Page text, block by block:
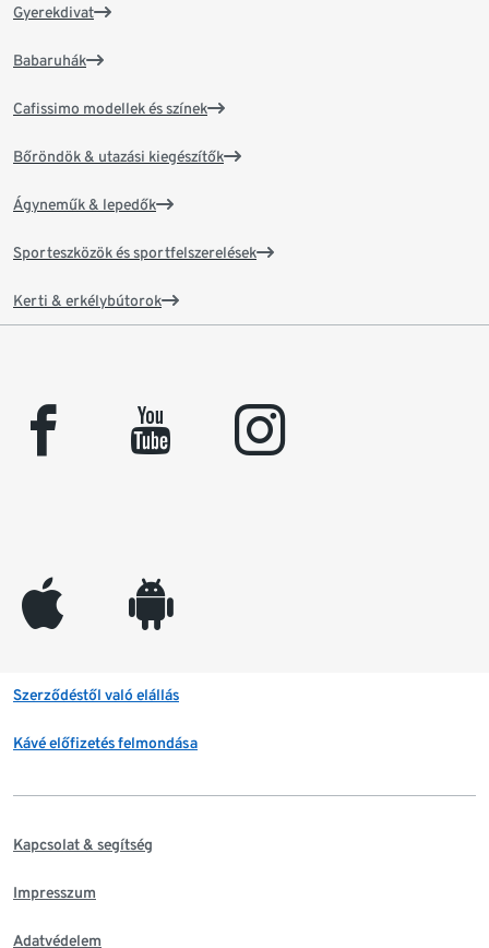
Gyerekdivat
Babaruhák
Cafissimo modellek és színek
Bőröndök & utazási kiegészítők
Ágyneműk & lepedők
Sporteszközök és sportfelszerelések
Kerti & erkélybútorok
facebook youtube instagram
appleinc android
Szerződéstől való elállás
Kávé előfizetés felmondása
Kapcsolat & segítség
Impresszum
Adatvédelem